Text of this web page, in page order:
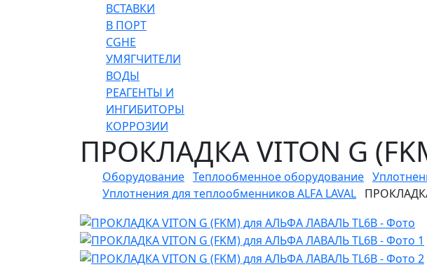
ВСТАВКИ
В ПОРТ
CGHE
УМЯГЧИТЕЛИ
ВОДЫ
РЕАГЕНТЫ И
ИНГИБИТОРЫ
КОРРОЗИИ
ПРОКЛАДКА VITON G
Оборудование Теплообменное оборудование
Уплотнения для теплообменников ALFA LAVAL